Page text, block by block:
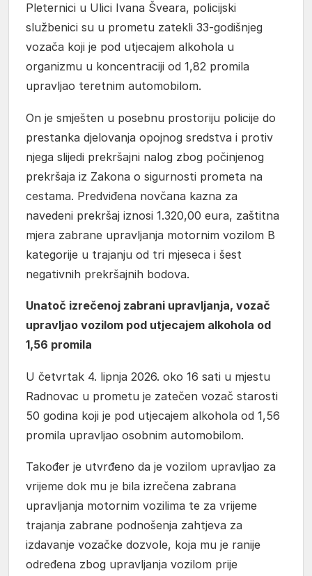
Pleternici u Ulici Ivana Šveara, policijski
službenici su u prometu zatekli 33-godišnjeg
vozača koji je pod utjecajem alkohola u
organizmu u koncentraciji od 1,82 promila
upravljao teretnim automobilom.
On je smješten u posebnu prostoriju policije do
prestanka djelovanja opojnog sredstva i protiv
njega slijedi prekršajni nalog zbog počinjenog
prekršaja iz Zakona o sigurnosti prometa na
cestama. Predviđena novčana kazna za
navedeni prekršaj iznosi 1.320,00 eura, zaštitna
mjera zabrane upravljanja motornim vozilom B
kategorije u trajanju od tri mjeseca i šest
negativnih prekršajnih bodova.
Unatoč izrečenoj zabrani upravljanja, vozač
upravljao vozilom pod utjecajem alkohola od
1,56 promila
U četvrtak 4. lipnja 2026. oko 16 sati u mjestu
Radnovac u prometu je zatečen vozač starosti
50 godina koji je pod utjecajem alkohola od 1,56
promila upravljao osobnim automobilom.
Također je utvrđeno da je vozilom upravljao za
vrijeme dok mu je bila izrečena zabrana
upravljanja motornim vozilima te za vrijeme
trajanja zabrane podnošenja zahtjeva za
izdavanje vozačke dozvole, koja mu je ranije
određena zbog upravljanja vozilom prije